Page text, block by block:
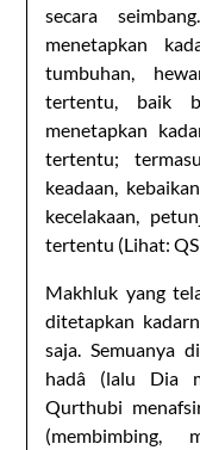
secara
menetapkan
tumbuhan,
tertentu, baik
menetapkan
tertentu;
keadaan,
kecelakaan,
tertentu (Lihat:
Makhluk yang
ditetapkan
saja. Semuanya
hadâ (lalu Dia
Qurthubi
(membimbing,